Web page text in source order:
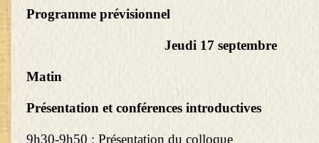
Programme prévisionnel
Jeudi 17 septembre
Matin
Présentation et conférences introductives
9h30-9h50 : Présentation du colloque